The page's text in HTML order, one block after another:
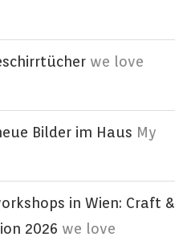
we love
Bilder im Haus My
in Wien: Craft &
2026 we love